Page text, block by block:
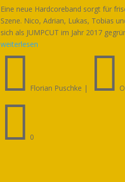
Eine neue Hardcoreband sorgt für
Szene. Nico, Adrian, Lukas, Tobias
sich als JUMPCUT im Jahr 2017
weiterlesen
 Florian Puschke | 
 0